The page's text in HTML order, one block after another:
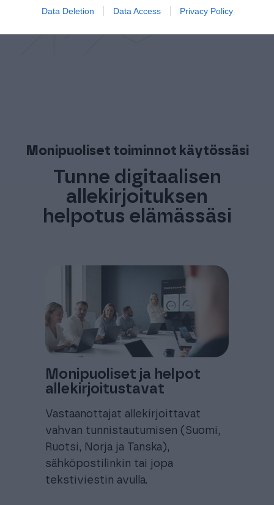
Data Deletion Data Access Privacy Policy
Monipuoliset toiminnot käytössäsi
Tunne digitaalisen
allekirjoituksen
helpotus elämässäsi
Monipuoliset ja helpot
allekirjoitustavat
Vastaanottajat allekirjoittavat
vahvan tunnistautumisen (Suomi,
Ruotsi, Norja ja Tanska),
sähköpostilinkin tai jopa
tekstiviestin avulla.